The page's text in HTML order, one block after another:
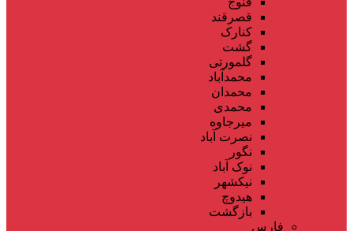
قصرقند
کنارک
گشت
گلمورتی
محمدآباد
محمدان
محمدی
میرجاوه
نصرت آباد
نگور
نوک آباد
نیکشهر
هیدوچ
بازگشت
فارس